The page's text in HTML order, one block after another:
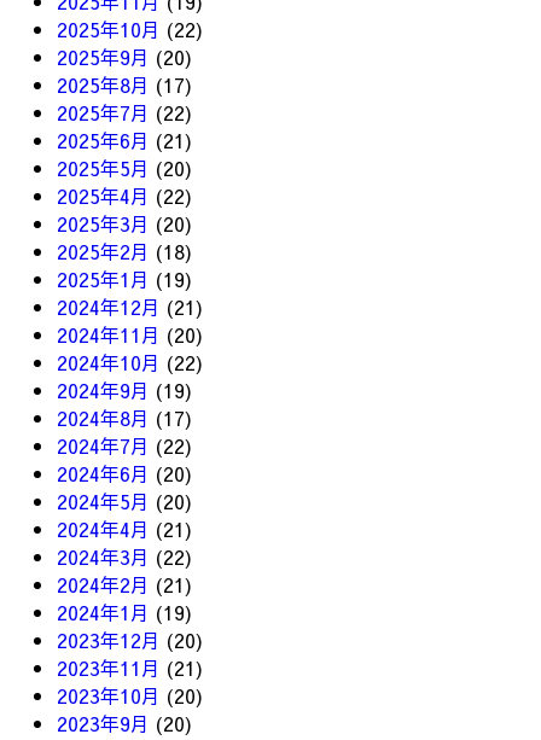
2025年10月 (22)
2025年9月 (20)
2025年8月 (17)
2025年7月 (22)
2025年6月 (21)
2025年5月 (20)
2025年4月 (22)
2025年3月 (20)
2025年2月 (18)
2025年1月 (19)
2024年12月 (21)
2024年11月 (20)
2024年10月 (22)
2024年9月 (19)
2024年8月 (17)
2024年7月 (22)
2024年6月 (20)
2024年5月 (20)
2024年4月 (21)
2024年3月 (22)
2024年2月 (21)
2024年1月 (19)
2023年12月 (20)
2023年11月 (21)
2023年10月 (20)
2023年9月 (20)